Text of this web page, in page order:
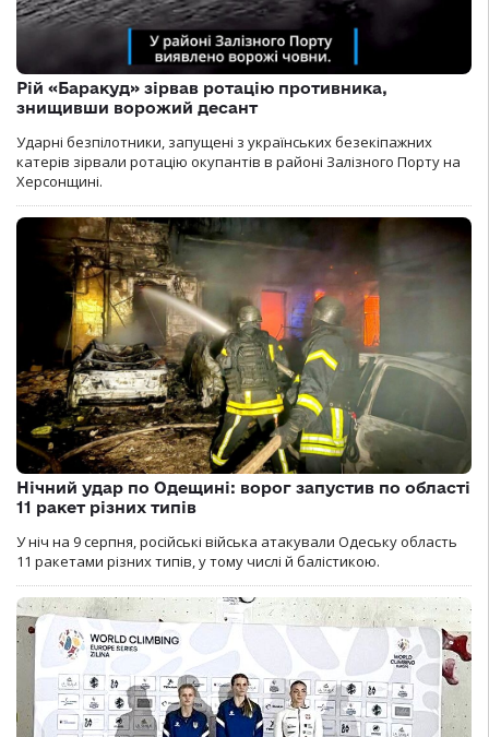
Рій «Баракуд» зірвав ротацію противника,
знищивши ворожий десант
Ударні безпілотники, запущені з українських безекіпажних
катерів зірвали ротацію окупантів в районі Залізного Порту на
Херсонщині.
Нічний удар по Одещині: ворог запустив по області
11 ракет різних типів
У ніч на 9 серпня, російські війська атакували Одеську область
11 ракетами різних типів, у тому числі й балістикою.